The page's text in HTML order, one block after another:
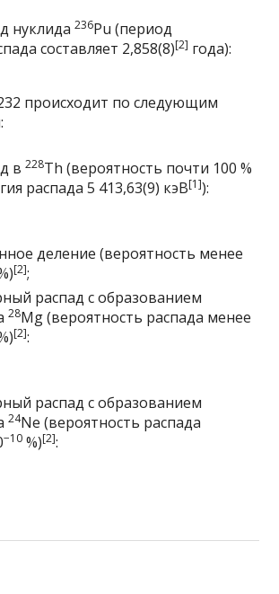
нуклида236Pu (период
составляет 2,858(8)[2] года):
происходит по следующим
в228Th (вероятность почти 100 %
распада 5 413,63(9) кэВ[1]):
деление (вероятность менее
[2];
распад с образованием
28Mg(вероятность распада менее
[2]:
распад с образованием
24Ne (вероятность распада
−10 %)[2]: